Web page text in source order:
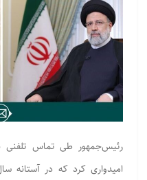
رئیس‌جمهور طی تماس تلفنی
امیدواری کرد که در آستانه